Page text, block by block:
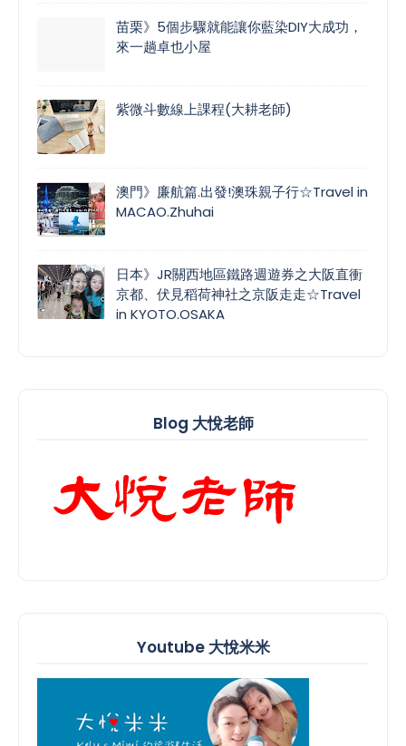
苗栗》5個步驟就能讓你藍染DIY大成功，
來一趟卓也小屋
紫微斗數線上課程(大耕老師)
澳門》廉航篇.出發!澳珠親子行☆Travel in
MACAO.Zhuhai
日本》JR關西地區鐵路週遊券之大阪直衝
京都、伏見稻荷神社之京阪走走☆Travel
in KYOTO.OSAKA
Blog 大悅老師
Youtube 大悅米米